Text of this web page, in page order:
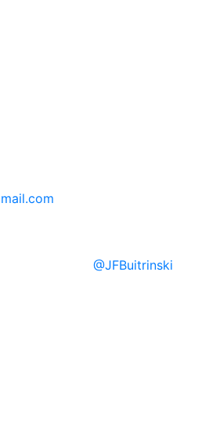
@JFBuitrinski